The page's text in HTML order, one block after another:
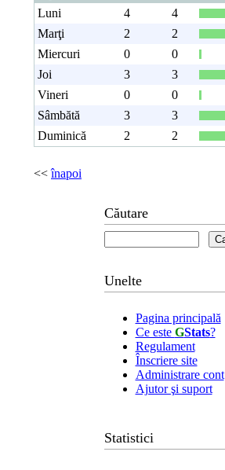
Căutare
Unelte
Pagina principală
Ce este GStats?
Regulament
Înscriere site
Administrare cont
Ajutor şi suport
Statistici
Luni 4
4
Marţi
2
2
Miercuri
0
0
Joi
3
3
Vineri
0
0
Sâmbătă
3
3
Duminică
2 2
<<înapoi